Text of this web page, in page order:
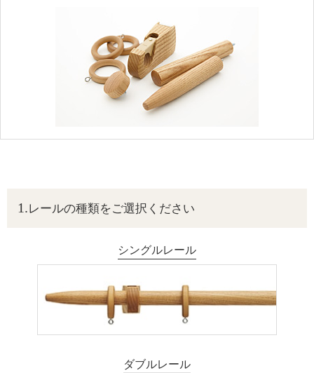
レールの種類をご選択ください
シングルレール
ダブルレール